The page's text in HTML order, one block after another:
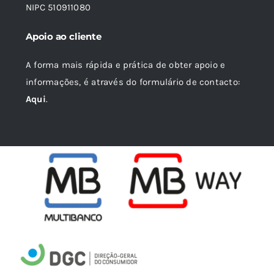
NIPC 510911080
Apoio ao cliente
A forma mais rápida e prática de obter apoio e
informações, é através do formulário de contacto:
Aqui.